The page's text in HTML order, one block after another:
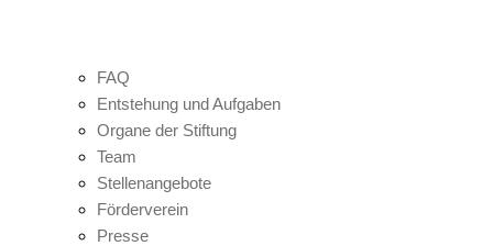
FAQ
Entstehung und Aufgaben
Organe der Stiftung
Team
Stellenangebote
Förderverein
Presse